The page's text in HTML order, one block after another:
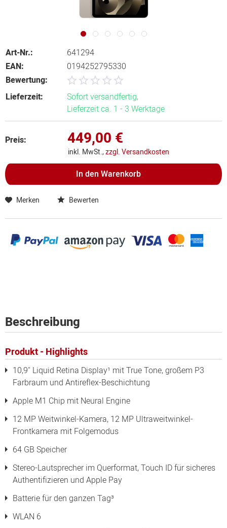
Art-Nr.:
641294
EAN:
0194252795330
Bewertung:
Lieferzeit:
Sofort versandfertig,
Lieferzeit ca. 1 - 3 Werktage
Preis: 449,00 €
inkl. MwSt.,zzgl. Versandkosten
In den Warenkorb
Merken Bewerten
Beschreibung
Produkt - Highlights
10,9" Liquid Retina Display¹ mit True Tone, großem P3
Farbraum und Antireflex-Beschichtung
Apple M1 Chip mit Neural Engine
12 MP Weitwinkel-Kamera, 12 MP Ultraweitwinkel-
Frontkamera mit Folgemodus
64 GB Speicher
Stereo-Lautsprecher im Querformat, Touch ID für sicheres
Authentifizieren und Apple Pay
Batterie für den ganzen Tag³
WLAN 6